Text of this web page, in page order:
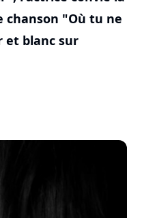
chanson "Où tu ne
et blanc sur